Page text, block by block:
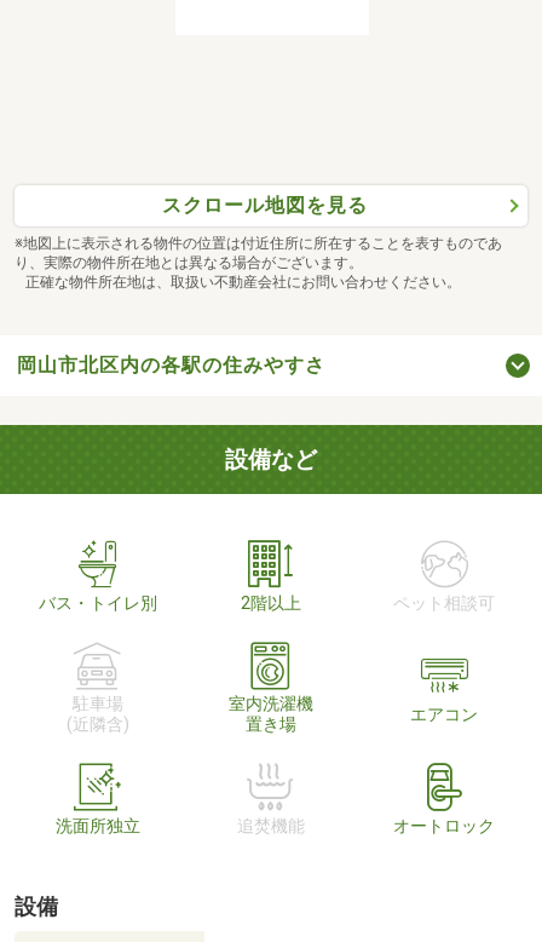
スクロール地図を見る
※地図上に表示される物件の位置は付近住所に所在することを表すものであ
り、実際の物件所在地とは異なる場合がございます。
正確な物件所在地は、取扱い不動産会社にお問い合わせください。
岡山市北区内の各駅の住みやすさ
設備など
バス・トイレ別 2階以上 ペット相談可
駐車場
(近隣含)
室内洗濯機
置き場
エアコン
洗面所独立 追焚機能 オートロック
設備